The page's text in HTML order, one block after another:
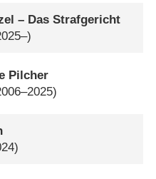
– Das Strafgericht
Pilcher